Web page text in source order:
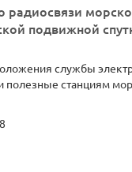
радиосвязи
подвижной
службы
полезные станциям